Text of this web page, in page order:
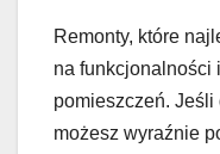
Remonty, które
na funkcjonalności
pomieszczeń.
możesz wyraźnie